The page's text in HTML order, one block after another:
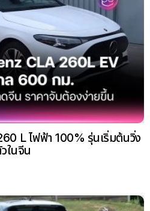
L ไฟฟ้า 100% รุ่นเริ่มต้นวิ่ง
ในจีน